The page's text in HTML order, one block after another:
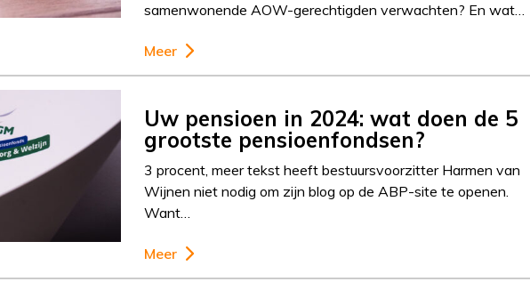
samenwonende AOW-gerechtigden verwachten? En wat…
Meer
Uw pensioen in 2024: wat doen de 5
grootste pensioenfondsen?
3 procent, meer tekst heeft bestuursvoorzitter Harmen van
Wijnen niet nodig om zijn blog op de ABP-site te openen.
Want…
Meer